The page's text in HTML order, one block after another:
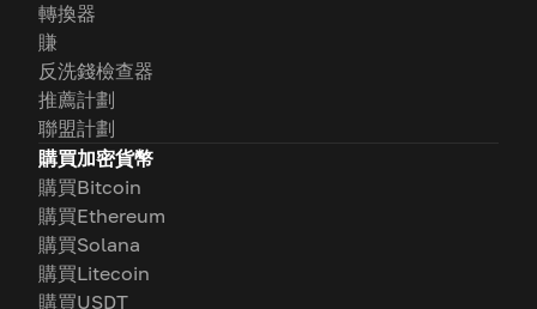
轉換器
賺
反洗錢檢查器
推薦計劃
聯盟計劃
購買加密貨幣
購買Bitcoin
購買Ethereum
購買Solana
購買Litecoin
購買USDT